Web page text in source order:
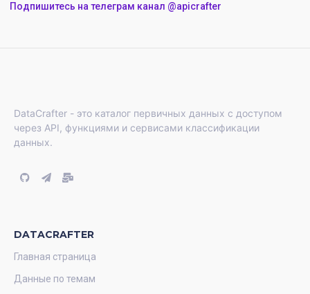
Подпишитесь на телеграм канал @apicrafter
DataCrafter - это каталог первичных данных с доступом
через API, функциями и сервисами классификации
данных.
DATACRAFTER
Главная страница
Данные по темам